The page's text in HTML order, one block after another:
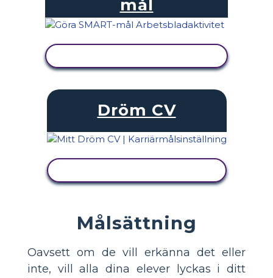
mål
Dröm CV
Målsättning
Oavsett om de vill erkänna det eller
inte, vill alla dina elever lyckas i ditt